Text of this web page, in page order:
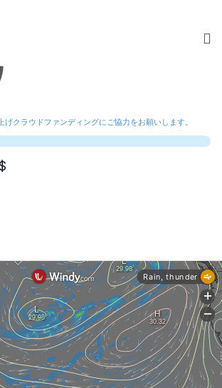
げクラウドファンディングにご協力をお願いします。